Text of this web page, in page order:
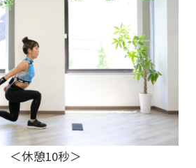
＜休憩10秒＞